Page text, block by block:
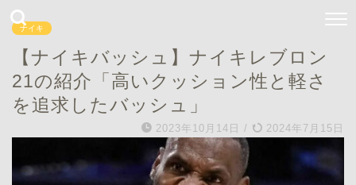
ナイキ
【ナイキバッシュ】ナイキレブロン
21の紹介「高いクッション性と軽さ
を追求したバッシュ」
2023年10月14日 / 2024年7月15日